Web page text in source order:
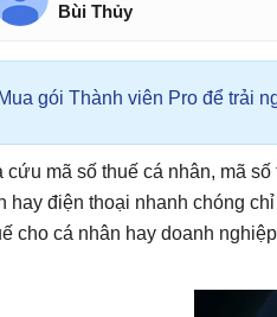
Bùi Thủy
Mua gói Thành viên Pro để trải
cứu mã số thuế cá nhân, mã
hay điện thoại nhanh chóng
cho cá nhân hay doanh